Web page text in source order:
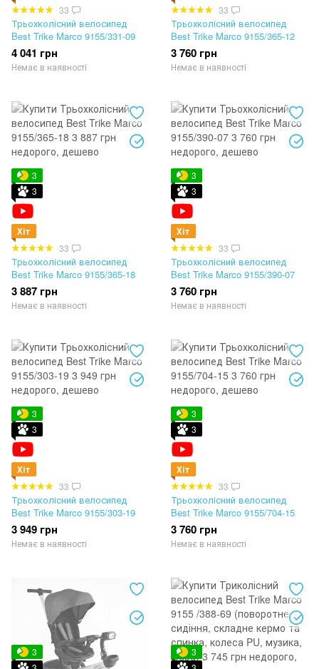
33
Трьохколісний велосипед
Best Trike Marco 9155/331-09
4 041 грн
Немає в наявності
33
Трьохколісний велосипед
Best Trike Marco 9155/365-12
3 760 грн
Немає в наявності
3
3
Хіт
33
Трьохколісний велосипед
Best Trike Marco 9155/365-18
3 887 грн
Немає в наявності
3
3
Хіт
33
Трьохколісний велосипед
Best Trike Marco 9155/390-07
3 760 грн
Немає в наявності
3
3
Хіт
33
Трьохколісний велосипед
Best Trike Marco 9155/303-19
3 949 грн
Немає в наявності
3
3
Хіт
33
Трьохколісний велосипед
Best Trike Marco 9155/704-15
3 760 грн
Немає в наявності
3
3